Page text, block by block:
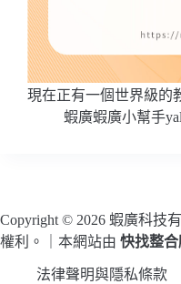
現在正有一個世界級
蝦廣蝦廣小幫手
Copyright © 2026 蝦廣科技
權利。｜本網站由 快找整合
法律聲明與隱私條款